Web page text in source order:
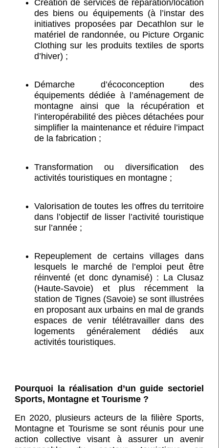
Création de services de réparation/location
des biens ou équipements (à l’instar des
initiatives proposées par Decathlon sur le
matériel de randonnée, ou Picture Organic
Clothing sur les produits textiles de sports
d’hiver) ;
Démarche d’écoconception des
équipements dédiée à l’aménagement de
montagne ainsi que la récupération et
l’interopérabilité des pièces détachées pour
simplifier la maintenance et réduire l’impact
de la fabrication ;
Transformation ou diversification des
activités touristiques en montagne ;
Valorisation de toutes les offres du territoire
dans l’objectif de lisser l’activité touristique
sur l’année ;
Repeuplement de certains villages dans
lesquels le marché de l’emploi peut être
réinventé (et donc dynamisé) : La Clusaz
(Haute-Savoie) et plus récemment la
station de Tignes (Savoie) se sont illustrées
en proposant aux urbains en mal de grands
espaces de venir télétravailler dans des
logements généralement dédiés aux
activités touristiques.
Pourquoi la réalisation d’un guide sectoriel
Sports, Montagne et Tourisme ?
En 2020, plusieurs acteurs de la filière Sports,
Montagne et Tourisme se sont réunis pour une
action collective visant à assurer un avenir